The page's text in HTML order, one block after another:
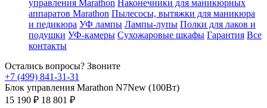
управления Marathon Наконечники для маникюрных
аппаратов Marathon Пылесосы, вытяжки для маникюра
и педикюра УФ лампы Лампы-лупы Полки для лаков и
подушки УФ-камеры Сухожаровые шкафы Гарантия Все
контакты
Остались вопросы? Звоните
+7 (499) 841-31-31
Блок управления Marathon N7New (100Вт)
15 190 ₽ 18 801 ₽